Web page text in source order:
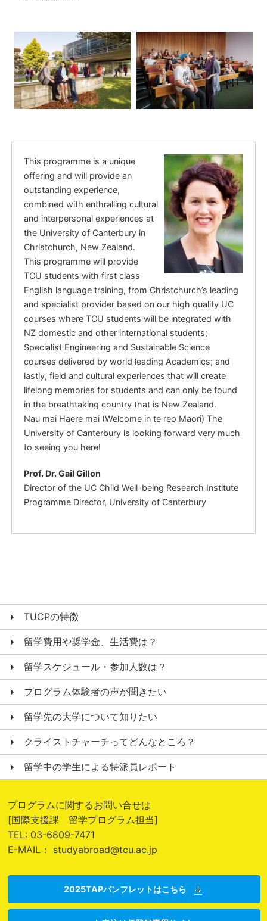
This programme is a unique
offering and will provide an
outstanding experience,
combined with enthralling cultural
and interpersonal experiences at
the University of Canterbury in
Christchurch, New Zealand.
This programme will provide
TCU students with first class
English language training, from Christchurch’s leading
and specialist provider based on our high quality UC
courses where TCU students will be integrated with
NZ domestic and other international students;
Specialist Engineering and Sustainable Science
courses delivered by world leading Academics; and
lastly, field and cultural experiences that will create
lifelong memories for students and can only be found
in the breathtaking country that is New Zealand.
Nau mai Haere mai (Welcome in te reo Maori) The
University of Canterbury is looking forward very much
to seeing you here!
Prof. Dr. Gail Gillon
Director of the UC Child Well-being Research Institute
Programme Director, University of Canterbury
TUCPの特徴
留学費用や奨学金、生活費は？
留学スケジュール・参加人数は？
プログラム体験者の声が聞きたい
留学先の大学について知りたい
クライストチャーチってどんなところ？
留学中の学生による特派員レポート
プログラムに関するお問い合せは
[国際支援課 留学プログラム担当]
TEL: 03-6809-7471
E-MAIL： studyabroad@tcu.ac.jp
2025TAPパンフレットはこちら